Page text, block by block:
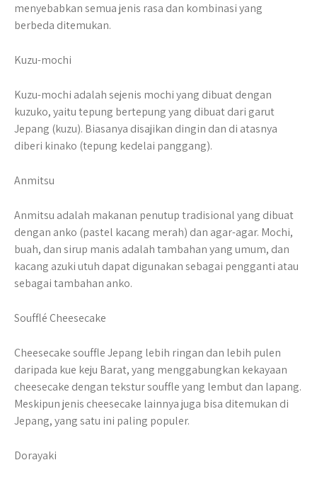
menyebabkan semua jenis rasa dan kombinasi yang
berbeda ditemukan.
Kuzu-mochi
Kuzu-mochi adalah sejenis mochi yang dibuat dengan
kuzuko, yaitu tepung bertepung yang dibuat dari garut
Jepang (kuzu). Biasanya disajikan dingin dan di atasnya
diberi kinako (tepung kedelai panggang).
Anmitsu
Anmitsu adalah makanan penutup tradisional yang dibuat
dengan anko (pastel kacang merah) dan agar-agar. Mochi,
buah, dan sirup manis adalah tambahan yang umum, dan
kacang azuki utuh dapat digunakan sebagai pengganti atau
sebagai tambahan anko.
Soufflé Cheesecake
Cheesecake souffle Jepang lebih ringan dan lebih pulen
daripada kue keju Barat, yang menggabungkan kekayaan
cheesecake dengan tekstur souffle yang lembut dan lapang.
Meskipun jenis cheesecake lainnya juga bisa ditemukan di
Jepang, yang satu ini paling populer.
Dorayaki